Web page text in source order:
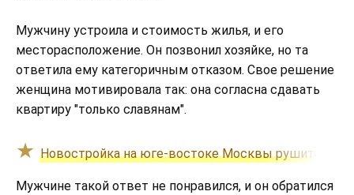
Мужчину устроила и стоимость жилья, и его
месторасположение. Он позвонил хозяйке, но та
ответила ему категоричным отказом. Свое решение
женщина мотивировала так: она согласна сдавать
квартиру "только славянам".
Новостройка на юге-востоке Москвы рушится на
Мужчине такой ответ не понравился, и он обратился